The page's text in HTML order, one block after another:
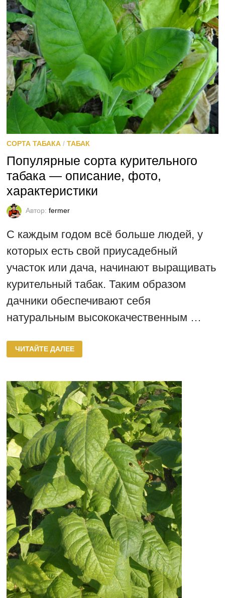
СОРТА ТАБАКА/ ТАБАК
Популярные сорта курительного
табака — описание, фото,
характеристики
Автор: fermer
С каждым годом всё больше людей, у
которых есть свой приусадебный
участок или дача, начинают выращивать
курительный табак. Таким образом
дачники обеспечивают себя
натуральным высококачественным …
ПОПУЛЯРНЫЕ
СОРТА
КУРИТЕЛЬНОГО
ФОТО,
ХАРАКТЕРИСТИКИ
ЧИТАЙТЕ ДАЛЕЕ